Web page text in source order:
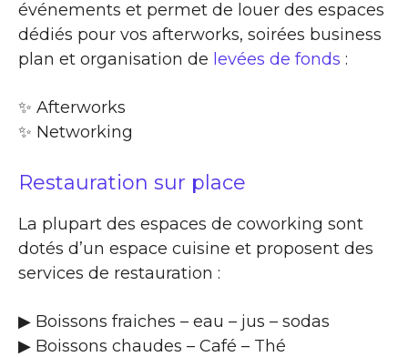
événements et permet de louer des espaces
dédiés pour vos afterworks, soirées business
plan et organisation de levées de fonds :
✨​ Afterworks
✨​ Networking
Restauration sur place
La plupart des espaces de coworking sont
dotés d’un espace cuisine et proposent des
services de restauration :
▶​ Boissons fraiches – eau – jus – sodas
▶​ Boissons chaudes – Café – Thé